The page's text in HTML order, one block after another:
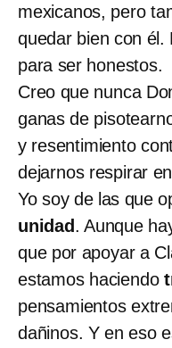
mexicanos, pero
quedar bien con él.
para ser honestos.
Creo que nunca
ganas de
y resentimiento
dejarnos respirar
Yo soy de las que
unidad . Aunque
que por apoyar a
estamos haciendo
pensamientos
dañinos. Y en eso